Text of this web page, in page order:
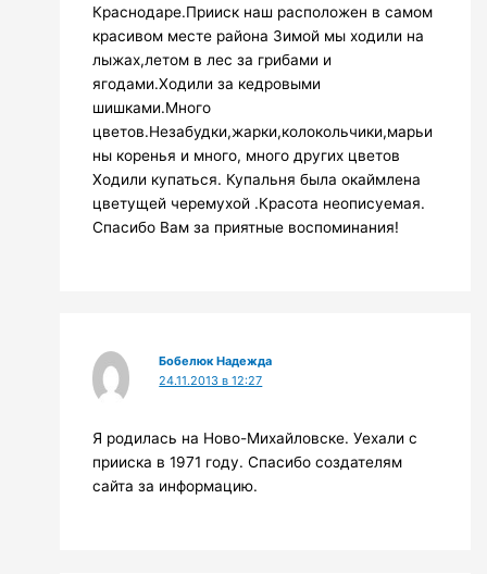
Краснодаре.Прииск наш расположен в самом
красивом месте района Зимой мы ходили на
лыжах,летом в лес за грибами и
ягодами.Ходили за кедровыми
шишками.Много
цветов.Незабудки,жарки,колокольчики,марьи
ны коренья и много, много других цветов
Ходили купаться. Купальня была окаймлена
цветущей черемухой .Красота неописуемая.
Спасибо Вам за приятные воспоминания!
Бобелюк Надежда
24.11.2013 в 12:27
Я родилась на Ново-Михайловске. Уехали с
прииска в 1971 году. Спасибо создателям
сайта за информацию.